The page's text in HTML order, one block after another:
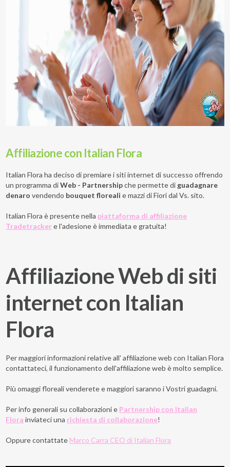
Affiliazione con Italian Flora
Italian Flora ha deciso di premiare i siti internet di successo offrendo
un programma diWeb - Partnershipche permette di guadagnare
denaro vendendo bouquet florealie mazzi di Fiori dal Vs. sito.
Italian Flora è presente nella piattaforma di affiliazione
Tradetrackere l'adesione è immediata e gratuita!
Affiliazione Web di siti
internet con Italian
Flora
Per maggiori informazioni relative all' affiliazione web con Italian Flora
contattateci, il funzionamento dell'affiliazione web è molto semplice.
Più omaggi floreali venderete e maggiori saranno i Vostri guadagni.
Per info generali su collaborazioni e Partnership con Italian
Flora inviateci una richiesta di collaborazione!
Oppure contattate Marco Carra CEO di Italian Flora